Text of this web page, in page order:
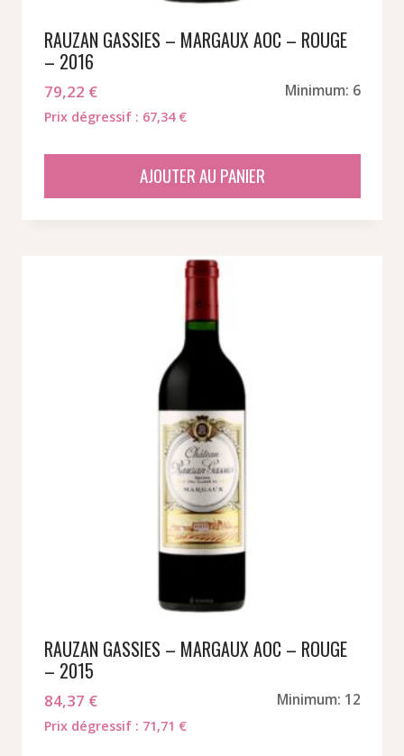
RAUZAN GASSIES – MARGAUX AOC – ROUGE
– 2016
79,22 € Minimum: 6
Prix dégressif : 67,34 €
AJOUTER AU PANIER
RAUZAN GASSIES – MARGAUX AOC – ROUGE
– 2015
84,37 € Minimum: 12
Prix dégressif : 71,71 €